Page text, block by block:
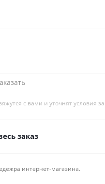
с вами и уточнят условия
заказ
интернет-магазина.